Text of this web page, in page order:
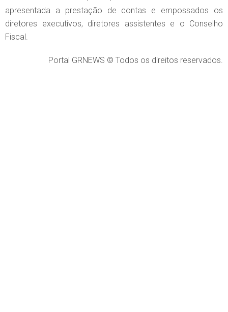
apresentada a prestação de contas e empossados os
diretores executivos, diretores assistentes e o Conselho
Fiscal.
Portal GRNEWS © Todos os direitos reservados.